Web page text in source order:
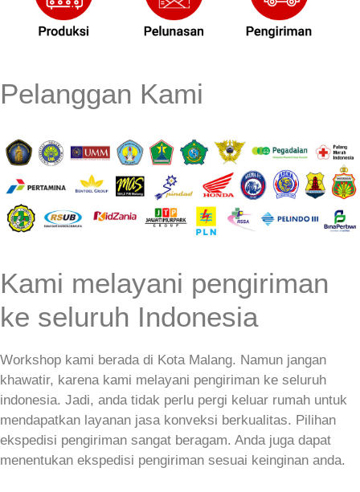
Pelanggan Kami
Kami melayani pengiriman
ke seluruh Indonesia
Workshop kami berada di Kota Malang. Namun jangan
khawatir, karena kami melayani pengiriman ke seluruh
indonesia. Jadi, anda tidak perlu pergi keluar rumah untuk
mendapatkan layanan jasa konveksi berkualitas. Pilihan
ekspedisi pengiriman sangat beragam. Anda juga dapat
menentukan ekspedisi pengiriman sesuai keinginan anda.